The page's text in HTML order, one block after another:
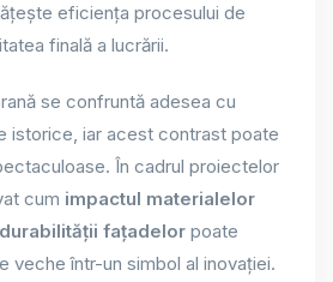
eficiența procesului de
finală a lucrării.
se confruntă adesea cu
istorice, iar acest contrast poate
În cadrul proiectelor
cum impactul materialelor
fațadelor poate
veche într-un simbol al inovației.